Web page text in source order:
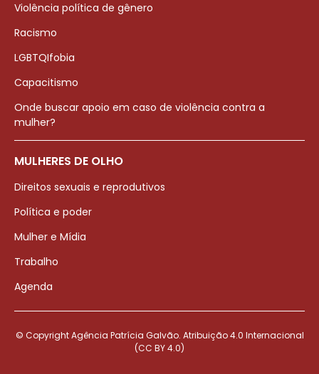
Violência política de gênero
Racismo
LGBTQIfobia
Capacitismo
Onde buscar apoio em caso de violência contra a
mulher?
MULHERES DE OLHO
Direitos sexuais e reprodutivos
Política e poder
Mulher e Mídia
Trabalho
Agenda
© Copyright Agência Patrícia Galvão. Atribuição 4.0 Internacional
(CC BY 4.0)